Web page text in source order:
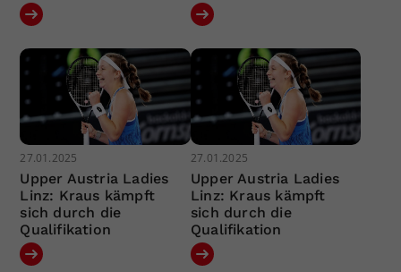
27.01.2025
Upper Austria Ladies
Linz: Kraus kämpft
sich durch die
Qualifikation
27.01.2025
Upper Austria Ladies
Linz: Kraus kämpft
sich durch die
Qualifikation